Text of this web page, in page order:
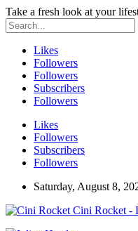
Take a fresh look at your
Likes
Followers
Followers
Subscribers
Followers
Likes
Followers
Subscribers
Followers
Saturday, August 8,
Cini Rocket -